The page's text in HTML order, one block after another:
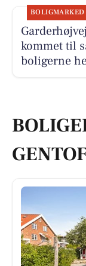
BOLIGMARKED
kommet til
boligerne